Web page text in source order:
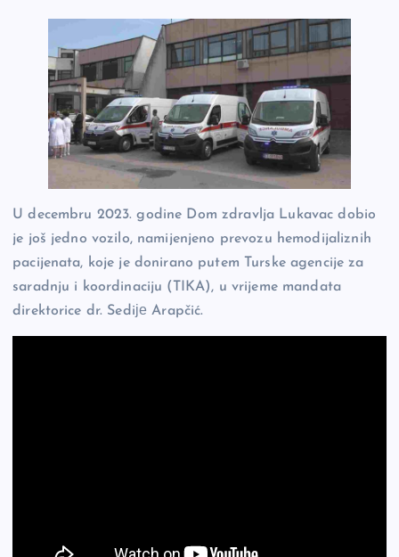
U decembru 2023. godine Dom zdravlja Lukavac dobio
je još jedno vozilo, namijenjeno prevozu hemodijaliznih
pacijenata, koje je donirano putem Turske agencije za
saradnju i koordinaciju (TIKA), u vrijeme mandata
direktorice dr. Sediје Arapčić.